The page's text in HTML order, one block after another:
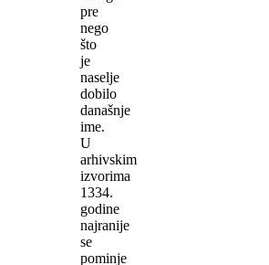
pre
nego
što
je
naselje
dobilo
današnje
ime.
U
arhivskim
izvorima
1334.
godine
najranije
se
pominje